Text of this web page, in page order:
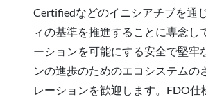
Certifiedなどのイニシアチブを通
ィの基準を推進することに専念し
ーションを可能にする安全で堅牢
ンの進歩のためのエコシステムの
レーションを歓迎します。FDO仕